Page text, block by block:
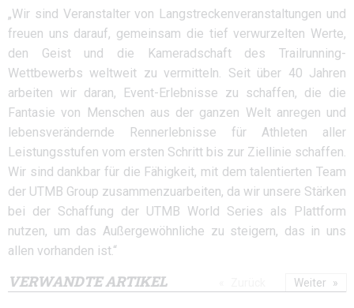
„Wir sind Veranstalter von Langstreckenveranstaltungen und
freuen uns darauf, gemeinsam die tief verwurzelten Werte,
den Geist und die Kameradschaft des Trailrunning-
Wettbewerbs weltweit zu vermitteln. Seit über 40 Jahren
arbeiten wir daran, Event-Erlebnisse zu schaffen, die die
Fantasie von Menschen aus der ganzen Welt anregen und
lebensverändernde Rennerlebnisse für Athleten aller
Leistungsstufen vom ersten Schritt bis zur Ziellinie schaffen.
Wir sind dankbar für die Fähigkeit, mit dem talentierten Team
der UTMB Group zusammenzuarbeiten, da wir unsere Stärken
bei der Schaffung der UTMB World Series als Plattform
nutzen, um das Außergewöhnliche zu steigern, das in uns
allen vorhanden ist.“
VERWANDTE ARTIKEL Weiter